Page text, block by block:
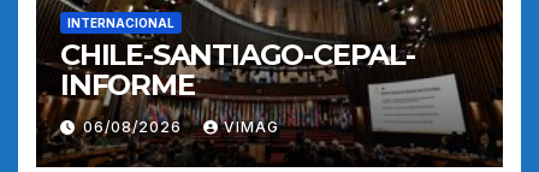
INTERNACIONAL
CHILE-SANTIAGO-CEPAL-
INFORME
06/08/2026 VIMAG